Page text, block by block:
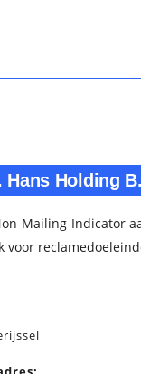
Holding
Mailing-Indicator
voor